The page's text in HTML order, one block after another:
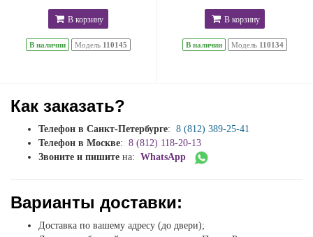
В корзину
В наличии Модель 110145
В корзину
В наличии Модель 110134
Как заказать?
Телефон в Санкт-Петербурге: 8 (812) 389-25-41
Телефон в Москве: 8 (812) 118-20-13
Звоните и пишите на: WhatsApp
Варианты доставки:
Доставка по вашему адресу (до двери);